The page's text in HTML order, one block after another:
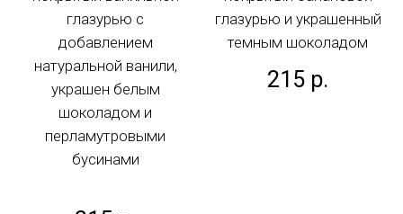
глазурью с
добавлением
натуральной ванили,
украшен белым
шоколадом и
перламутровыми
бусинами
глазурью и украшенный
темным шоколадом
215 р.